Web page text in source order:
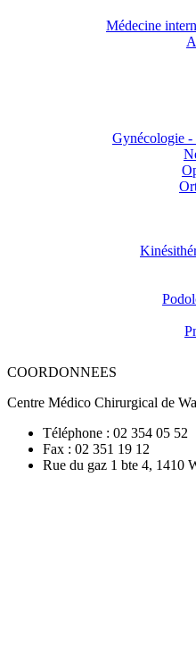
Médecine
Gynécologie -
COORDONNEES
Centre Médico Chirurgical de
Téléphone : 02 354 05 52
Fax : 02 351 19 12
Rue du gaz 1 bte 4, 1410